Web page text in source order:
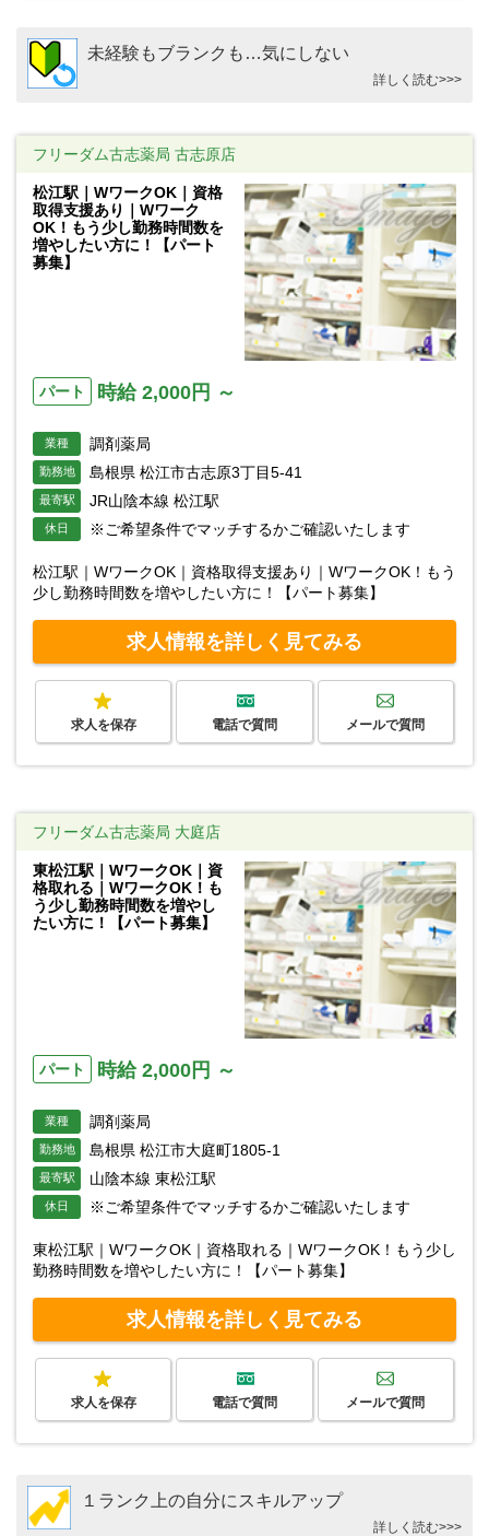
未経験もブランクも…気にしない
詳しく読む>>>
フリーダム古志薬局 古志原店
松江駅｜WワークOK｜資格
取得支援あり｜Wワーク
OK！もう少し勤務時間数を
増やしたい方に！【パート
募集】
パート 時給 2,000円 ～
業種 調剤薬局
勤務地 島根県 松江市古志原3丁目5-41
最寄駅 JR山陰本線 松江駅
休日 ※ご希望条件でマッチするかご確認いたします
松江駅｜WワークOK｜資格取得支援あり｜WワークOK！もう
少し勤務時間数を増やしたい方に！【パート募集】
求人情報を詳しく見てみる
求人を保存 電話で質問 メールで質問
フリーダム古志薬局 大庭店
東松江駅｜WワークOK｜資
格取れる｜WワークOK！も
う少し勤務時間数を増やし
たい方に！【パート募集】
パート 時給 2,000円 ～
業種 調剤薬局
勤務地 島根県 松江市大庭町1805-1
最寄駅 山陰本線 東松江駅
休日 ※ご希望条件でマッチするかご確認いたします
東松江駅｜WワークOK｜資格取れる｜WワークOK！もう少し
勤務時間数を増やしたい方に！【パート募集】
求人情報を詳しく見てみる
求人を保存 電話で質問 メールで質問
１ランク上の自分にスキルアップ
詳しく読む>>>